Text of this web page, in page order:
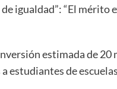
igualdad”: “El mérito
estimada de 20
estudiantes de